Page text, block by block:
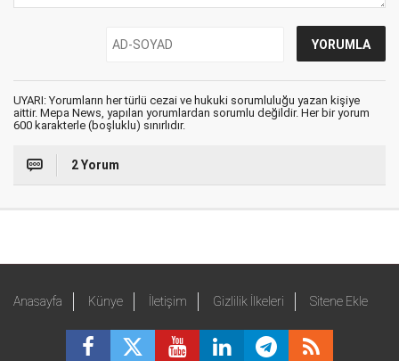
UYARI: Yorumların her türlü cezai ve hukuki sorumluluğu yazan kişiye
aittir. Mepa News, yapılan yorumlardan sorumlu değildir. Her bir yorum
600 karakterle (boşluklu) sınırlıdır.
2 Yorum
Anasayfa Künye İletişim Gizlilik İlkeleri Sitene Ekle